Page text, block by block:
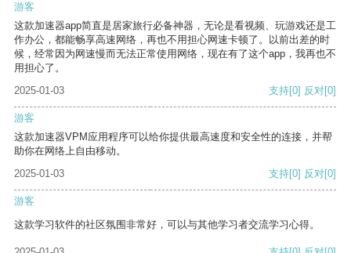
游客
这款加速器app简直是居家旅行必备神器，无论是看视频、玩游戏还是工
作办公，都能畅享高速网络，再也不用担心网速卡顿了。以前出差的时
候，经常因为网速慢而无法正常使用网络，现在有了这个app，我再也不
用担心了。
2025-01-03
支持[0] 反对[0]
游客
这款加速器VPM应用程序可以给你提供最高速度和安全性的连接，并帮
助你在网络上自由移动。
2025-01-03
支持[0] 反对[0]
游客
这款学习软件的社区氛围非常好，可以与其他学习者交流学习心得。